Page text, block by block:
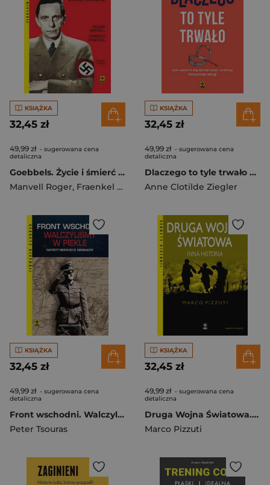
KSIĄŻKA
32,45 zł
49,99 zł - sugerowana cena
detaliczna
Goebbels. Życie i śmierć wyd. 2025
Manvell Roger, Fraenkel Heinrich
KSIĄŻKA
32,45 zł
49,99 zł - sugerowana cena
detaliczna
Dlaczego to tyle trwało Jak uwolnić się od narcyza i uniknąć toksycznych relacji
Anne Clotilde Ziegler
KSIĄŻKA
32,45 zł
49,99 zł - sugerowana cena
detaliczna
Front wschodni. Walczyliśmy w piekle. Raporty niemieckich generałów wyd. 2025
Peter Tsouras
KSIĄŻKA
32,45 zł
49,99 zł - sugerowana cena
detaliczna
Druga Wojna Światowa. Inna historia wyd. 2025
Marco Pizzuti